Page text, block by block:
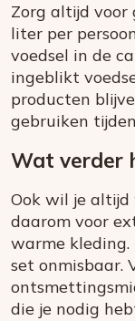
Zorg altijd voor
liter per
voedsel in de
ingeblikt
producten
gebruiken
Wat verder
Ook wil je altijd
daarom voor
warme kleding.
set onmisbaar.
die je nodig